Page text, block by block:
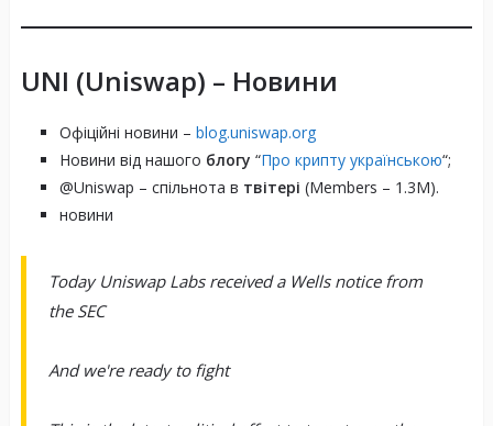
Метафора обміну продуктами
Мінімальні комісії
UNI (Uniswap) – Новини
Офіційні новини – blog.uniswap.org
Новини від нашого блогу “Про крипту українською“;
@Uniswap – спільнота в твітері (Members – 1.3M).
новини
Today Uniswap Labs received a Wells notice from
the SEC
And we're ready to fight